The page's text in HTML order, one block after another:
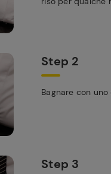
Step 2
Bagnare con
Step 3